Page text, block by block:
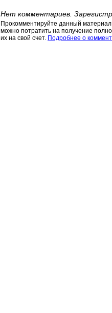
Нет комментариев.
Прокомментируйте данный
можно потратить на получение
их на свой счет. Подробнее о